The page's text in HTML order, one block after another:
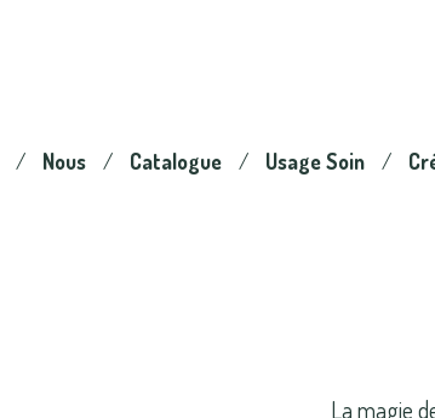
Nous Catalogue Usage Soin
La magie